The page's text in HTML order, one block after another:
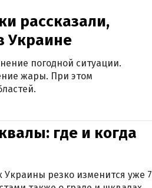
рассказали,
Украине
погодной ситуации.
жары. При этом
где и когда
резко изменится уже 7